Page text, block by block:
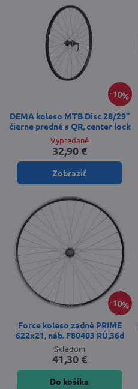
10%
DEMA koleso MTB Disc 28/29"
čierne predné s QR, center lock
Vypredané
32,90 €
Zobraziť
10%
Force koleso zadné PRIME
622x21, náb. F80403 RÚ,36d
Skladom
41,30 €
Do košíka